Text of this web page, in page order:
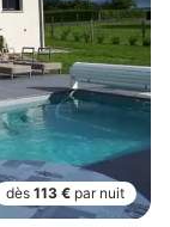
dès 113 € par nuit